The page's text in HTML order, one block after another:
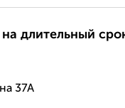
длительный
37А